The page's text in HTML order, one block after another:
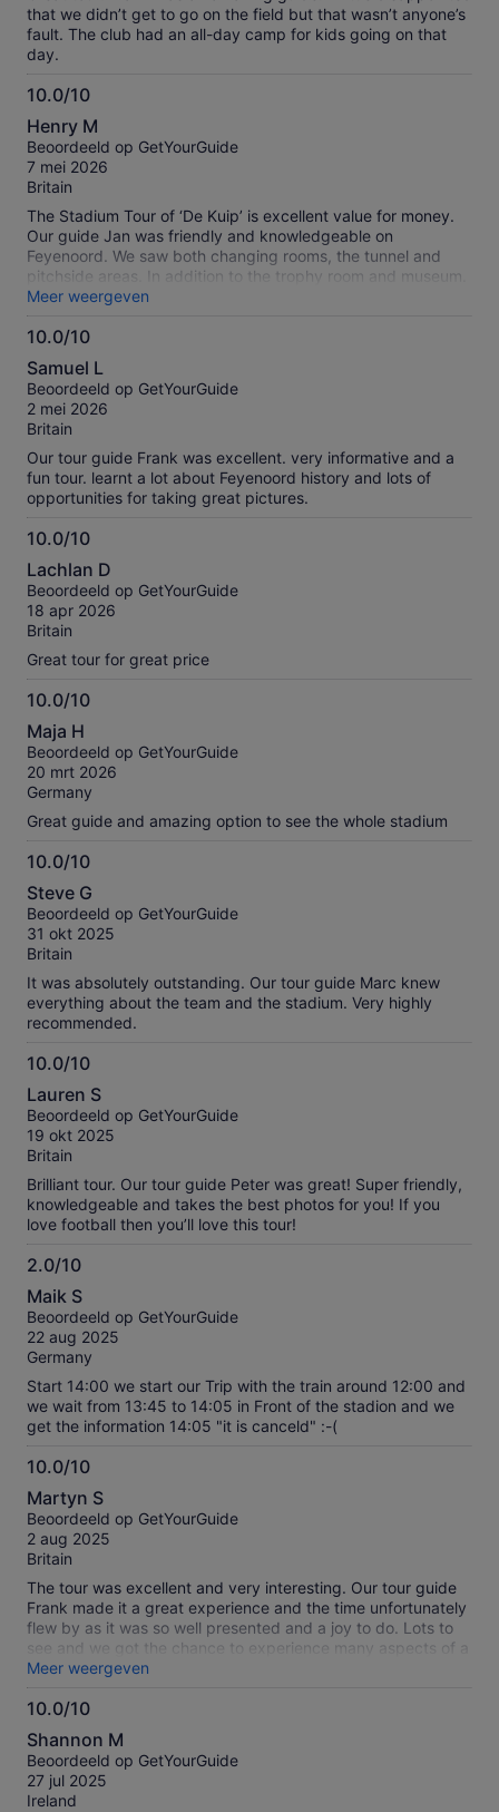
that we didn’t get to go on the field but that wasn’t anyone’s
fault. The club had an all-day camp for kids going on that
day.
10.0/10
10.0
van
10
Henry M
Beoordeeld op GetYourGuide
7 mei 2026
Britain
The Stadium Tour of ‘De Kuip’ is excellent value for money.
Our guide Jan was friendly and knowledgeable on
Feyenoord. We saw both changing rooms, the tunnel and
pitchside areas. In addition to the trophy room and museum.
A good option for football fans in general and easy access
via public transport from the city centre.
Meer weergeven
10.0/10
10.0
van
10
Samuel L
Beoordeeld op GetYourGuide
2 mei 2026
Britain
Our tour guide Frank was excellent. very informative and a
fun tour. learnt a lot about Feyenoord history and lots of
opportunities for taking great pictures.
10.0/10
10.0
van
10
Lachlan D
Beoordeeld op GetYourGuide
18 apr 2026
Britain
Great tour for great price
10.0/10
10.0
van
10
Maja H
Beoordeeld op GetYourGuide
20 mrt 2026
Germany
Great guide and amazing option to see the whole stadium
10.0/10
10.0
van
10
Steve G
Beoordeeld op GetYourGuide
31 okt 2025
Britain
It was absolutely outstanding. Our tour guide Marc knew
everything about the team and the stadium. Very highly
recommended.
10.0/10
10.0
van
10
Lauren S
Beoordeeld op GetYourGuide
19 okt 2025
Britain
Brilliant tour. Our tour guide Peter was great! Super friendly,
knowledgeable and takes the best photos for you! If you
love football then you’ll love this tour!
2.0/10
2.0
van
10
Maik S
Beoordeeld op GetYourGuide
22 aug 2025
Germany
Start 14:00 we start our Trip with the train around 12:00 and
we wait from 13:45 to 14:05 in Front of the stadion and we
get the information 14:05 "it is canceld" :-(
10.0/10
10.0
van
10
Martyn S
Beoordeeld op GetYourGuide
2 aug 2025
Britain
The tour was excellent and very interesting. Our tour guide
Frank made it a great experience and the time unfortunately
flew by as it was so well presented and a joy to do. Lots to
see and we got the chance to experience many aspects of a
stadium. Great value for money .
Meer weergeven
10.0/10
10.0
van
10
Shannon M
Beoordeeld op GetYourGuide
27 jul 2025
Ireland